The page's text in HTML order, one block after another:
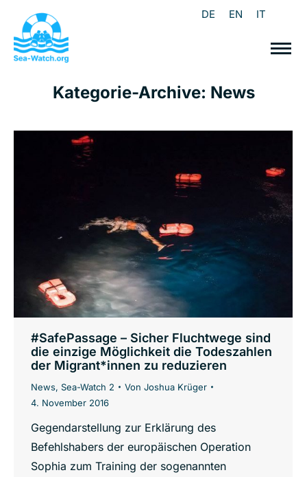
DE EN IT
Kategorie-Archive: News
#SafePassage – Sicher Fluchtwege sind
die einzige Möglichkeit die Todeszahlen
der Migrant*innen zu reduzieren
News, Sea-Watch 2 Von Joshua Krüger
4. November 2016
Gegendarstellung zur Erklärung des
Befehlshabers der europäischen Operation
Sophia zum Training der sogenannten